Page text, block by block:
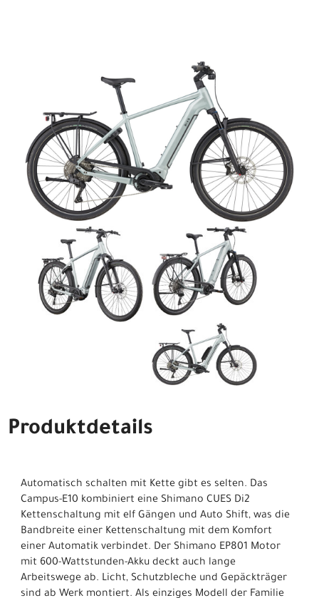
Produktdetails
Automatisch schalten mit Kette gibt es selten. Das
Campus-E10 kombiniert eine Shimano CUES Di2
Kettenschaltung mit elf Gängen und Auto Shift, was die
Bandbreite einer Kettenschaltung mit dem Komfort
einer Automatik verbindet. Der Shimano EP801 Motor
mit 600-Wattstunden-Akku deckt auch lange
Arbeitswege ab. Licht, Schutzbleche und Gepäckträger
sind ab Werk montiert. Als einziges Modell der Familie